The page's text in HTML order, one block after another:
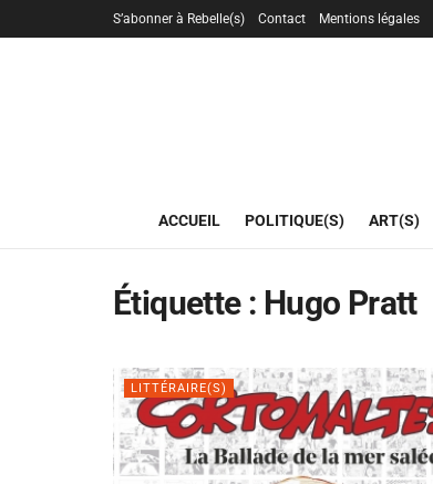
S’abonner à Rebelle(s) Contact Mentions légales
ACCUEIL POLITIQUE(S) ART(S)
Étiquette : Hugo Pratt
LITTÉRAIRE(S)